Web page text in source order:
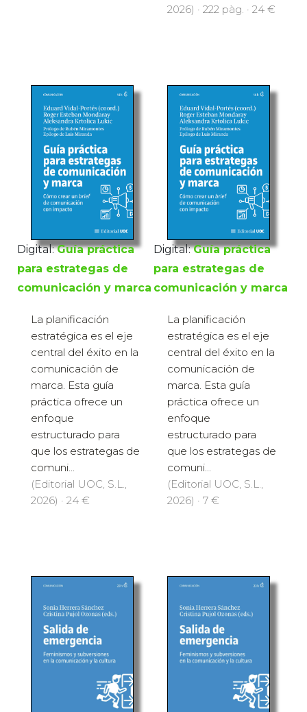
2026) · 222 pàg. · 24 €
Digital: Guía práctica
para estrategas de
comunicación y marca
La planificación
estratégica es el eje
central del éxito en la
comunicación de
marca. Esta guía
práctica ofrece un
enfoque
estructurado para
que los estrategas de
comuni...
(Editorial UOC, S.L.,
2026) · 24 €
Digital: Guía práctica
para estrategas de
comunicación y marca
La planificación
estratégica es el eje
central del éxito en la
comunicación de
marca. Esta guía
práctica ofrece un
enfoque
estructurado para
que los estrategas de
comuni...
(Editorial UOC, S.L.,
2026) · 7 €